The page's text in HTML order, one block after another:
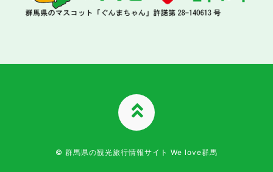
TOPへ
© 群馬県の観光旅行情報サイト We love群馬